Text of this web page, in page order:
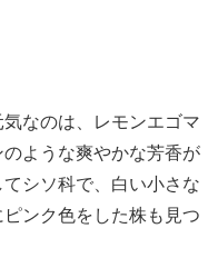
なのは、レモンエゴマ
ような爽やかな芳香が
シソ科で、白い小さな
ンク色をした株も見つ